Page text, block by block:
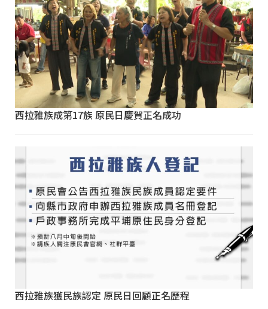
西拉雅族成第17族 原民日慶賀正名成功
西拉雅族獲民族認定 原民日回顧正名歷程